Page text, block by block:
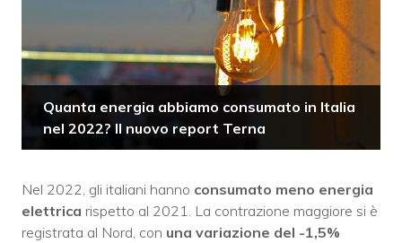
Quanta energia abbiamo consumato in Italia
nel 2022? Il nuovo report Terna
Nel 2022, gli italiani hanno consumato meno energia
elettrica rispetto al 2021. La contrazione maggiore si è
registrata al Nord, con una variazione del -1,5%